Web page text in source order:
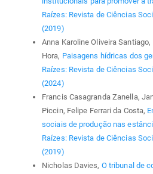
Raízes: Revista de Ciências
(2019)
Anna Karoline Oliveira
Hora, Paisagens hídricas dos
Raízes: Revista de Ciências
(2024)
Francis Casagranda Zanella,
Piccin, Felipe Ferrari da Costa,
sociais de produção nas
Raízes: Revista de Ciências
(2019)
Nicholas Davies, O tribunal de